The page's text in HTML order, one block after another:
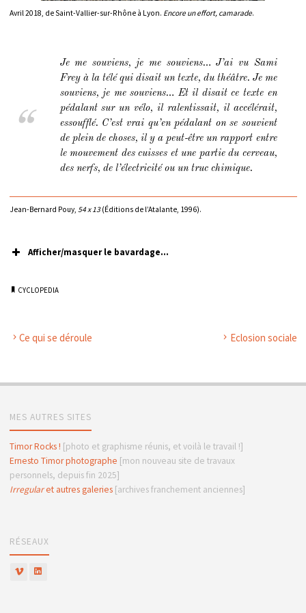
Avril 2018, de Saint-Vallier-sur-Rhône à Lyon. Encore un effort, camarade.
Je me souviens, je me souviens…J’ai vu Sami
Frey à la télé qui disait un texte, du théâtre. Je me
souviens, je me souviens… Et il disait ce texte en
pédalant sur un vélo, il ralentissait, il accélérait,
essoufflé. C’est vrai qu’en pédalant on se souvient
de plein de choses, il y a peut-être un rapport entre
le mouvement des cuisses et une partie du cerveau,
des nerfs, de l’électricité ou un truc chimique.
Jean-Bernard Pouy, 54 x 13(Éditions de l’Atalante, 1996).
Afficher/masquer le bavardage...
CYCLOPEDIA
Ce qui se déroule Eclosion sociale
MES AUTRES SITES
Timor Rocks ! [photo et graphisme réunis, et voilà le travail !]
Ernesto Timor photographe [mon nouveau site de travaux
personnels, depuis fin 2025]
Irregularet autres galeries[archives franchement anciennes]
RÉSEAUX